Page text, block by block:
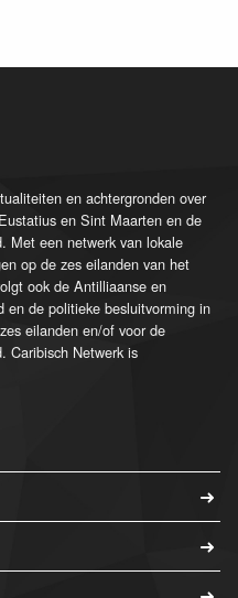
en achtergronden over
en Sint Maarten en de
Met een netwerk van lokale
op de zes eilanden van het
ook de Antilliaanse en
en de politieke besluitvorming in
eilanden en/of voor de
Caribisch Netwerk is